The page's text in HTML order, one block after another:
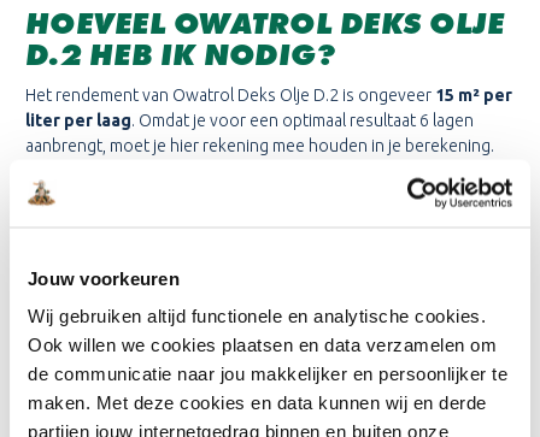
Jouw voorkeuren
Wij gebruiken altijd functionele en analytische cookies.
Ook willen we cookies plaatsen en data verzamelen om
de communicatie naar jou makkelijker en persoonlijker te
maken. Met deze cookies en data kunnen wij en derde
partijen jouw internetgedrag binnen en buiten onze
HOEVEEL OWATROL DEKS OLJE
D.2 HEB IK NODIG?
Het rendement van Owatrol Deks Olje D.2 is ongeveer 15 m² per
liter per laag. Omdat je voor een optimaal resultaat 6 lagen
aanbrengt, moet je hier rekening mee houden in je berekening.
Rekenvoorbeeld:
Heb je een oppervlakte van circa 2,5 m²
lagen (2,5 m² x 6 lagen = 15 m² totaal).
BESCHIKBARE VOLUMES
OWATROL DEKS OLJE D.2